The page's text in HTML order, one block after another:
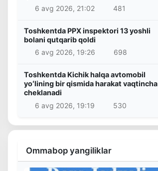
6 avg 2026, 21:02
481
Toshkentda PPX inspektori 13 yoshli
bolani qutqarib qoldi
6 avg 2026, 19:26
698
Toshkentda Kichik halqa avtomobil
yoʻlining bir qismida harakat vaqtincha
cheklanadi
6 avg 2026, 19:19
530
Ommabop yangiliklar